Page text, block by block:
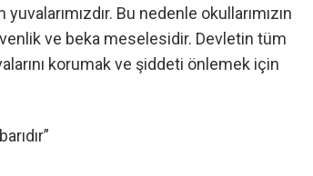
Bu nedenle okullarımızın
ve beka meselesidir. Devletin tüm
korumak ve şiddeti önlemek için